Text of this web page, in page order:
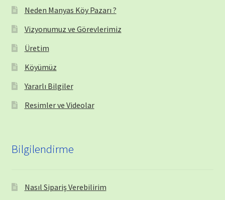
Neden Manyas Köy Pazarı ?
Vizyonumuz ve Görevlerimiz
Üretim
Köyümüz
Yararlı Bilgiler
Resimler ve Videolar
Bilgilendirme
Nasıl Sipariş Verebilirim